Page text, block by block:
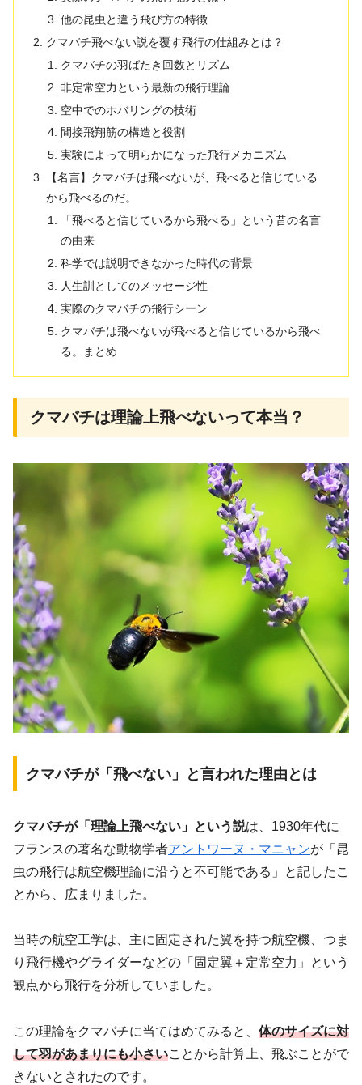
他の昆虫と違う飛び方の特徴
クマバチ飛べない説を覆す飛行の仕組みとは？
クマバチの羽ばたき回数とリズム
非定常空力という最新の飛行理論
空中でのホバリングの技術
間接飛翔筋の構造と役割
実験によって明らかになった飛行メカニズム
【名言】クマバチは飛べないが、飛べると信じている
から飛べるのだ。
「飛べると信じているから飛べる」という昔の名言
の由来
科学では説明できなかった時代の背景
人生訓としてのメッセージ性
実際のクマバチの飛行シーン
クマバチは飛べないが飛べると信じているから飛べ
る。まとめ
クマバチは理論上飛べないって本当？
クマバチが「飛べない」と言われた理由とは
クマバチが「理論上飛べない」という説は、1930年代に
フランスの著名な動物学者アントワーヌ・マニャンが「昆
虫の飛行は航空機理論に沿うと不可能である」と記したこ
とから、広まりました。
当時の航空工学は、主に固定された翼を持つ航空機、つま
り飛行機やグライダーなどの「固定翼＋定常空力」という
観点から飛行を分析していました。
この理論をクマバチに当てはめてみると、 体のサイズに対
して羽があまりにも小さいことから計算上、飛ぶことがで
きないとされたのです。